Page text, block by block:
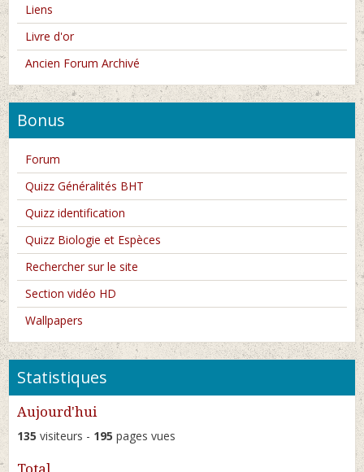
Liens
Livre d'or
Ancien Forum Archivé
Bonus
Forum
Quizz Généralités BHT
Quizz identification
Quizz Biologie et Espèces
Rechercher sur le site
Section vidéo HD
Wallpapers
Statistiques
Aujourd'hui
135 visiteurs - 195 pages vues
Total